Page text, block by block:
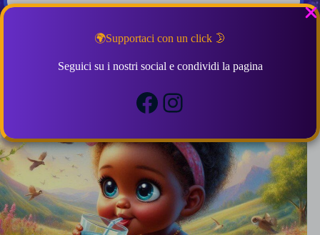
🌍Supportaci con un click 🌛
Seguici su i nostri social e condividi la pagina
Facebook
Instagram
Correlati e Simili